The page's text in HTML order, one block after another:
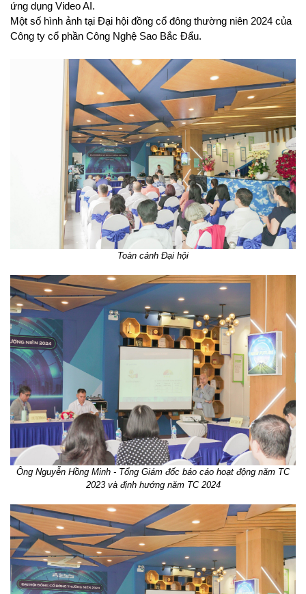
ứng dụng Video AI.
Một số hình ảnh tại Đại hội đồng cổ đông thường niên 2024 của
Công ty cổ phần Công Nghệ Sao Bắc Đẩu.
Toàn cảnh Đại hội
Ông Nguyễn Hồng Minh - Tổng Giám đốc báo cáo hoạt động năm TC
2023 và định hướng năm TC 2024